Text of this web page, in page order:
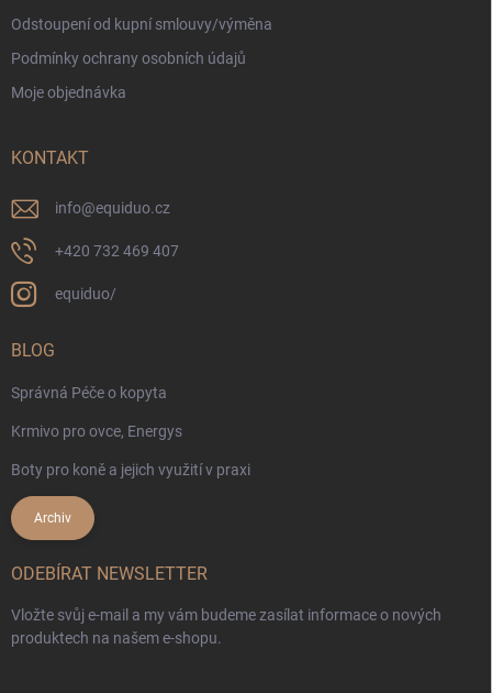
Odstoupení od kupní smlouvy/výměna
Podmínky ochrany osobních údajů
Moje objednávka
KONTAKT
info@equiduo.cz
+420 732 469 407
equiduo/
BLOG
Správná Péče o kopyta
Krmivo pro ovce, Energys
Boty pro koně a jejich využití v praxi
Archiv
ODEBÍRAT NEWSLETTER
Vložte svůj e-mail a my vám budeme zasílat informace o nových
produktech na našem e-shopu.